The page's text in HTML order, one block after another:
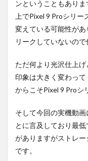
ンということもあり
上でPixel 9 Proシリ
変えている可能性が
リークしていないので
ただ何より光沢仕上
印象は大きく変わっ
からこそPixel 9 Proシ
そして今回の実機動
とに言及しており最
がありますがストレ
です。